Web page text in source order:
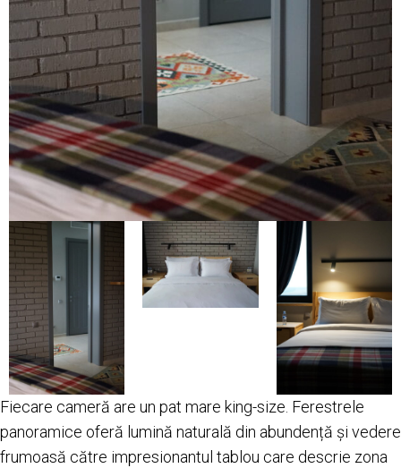
Fiecare cameră are un pat mare king-size. Ferestrele
panoramice oferă lumină naturală din abundență și vedere
frumoasă către impresionantul tablou care descrie zona